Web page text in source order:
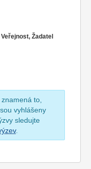
Veřejnost, Žadatel
to,
vyhlášeny
sledujte
.